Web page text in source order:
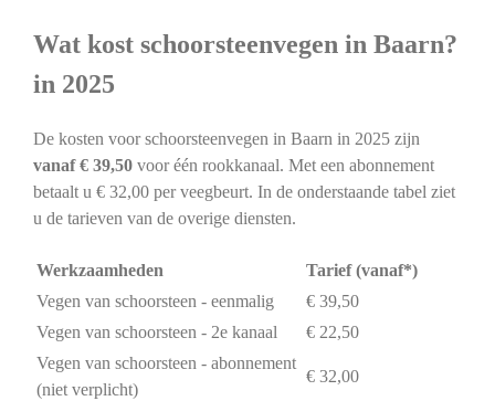
Wat kost schoorsteenvegen in Baarn?
in 2025
De kosten voor schoorsteenvegen in Baarn in 2025 zijn
vanaf € 39,50voor één rookkanaal. Met een abonnement
betaalt u € 32,00 per veegbeurt. In de onderstaande tabel ziet
u de tarieven van de overige diensten.
Werkzaamheden
Tarief (vanaf*)
Vegen van schoorsteen - eenmalig
€ 39,50
Vegen van schoorsteen - 2e kanaal
€ 22,50
Vegen van schoorsteen - abonnement
(niet verplicht)
€ 32,00